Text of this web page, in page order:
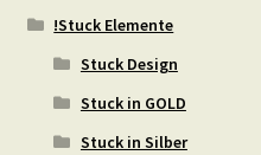
!Stuck Elemente
Stuck Design
Stuck in GOLD
Stuck in Silber